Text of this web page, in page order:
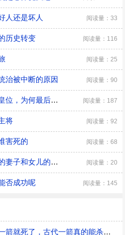
人还是坏人 阅读量：33
历史转变 阅读量：116
阅读量：25
治被中断的原因 阅读量：90
秦始皇死前遗诏是让谁继承皇位，为何最后是胡亥继位 阅读量：187
将 阅读量：92
害死的 阅读量：68
​岳飞死后秦桧是如何处置他的妻子和女儿的，秦桧怎么处置岳飞家人的 阅读量：20
否成功呢 阅读量：145
影视剧中，有的人身上中了一箭就死了，古代一箭真的能杀死人吗？